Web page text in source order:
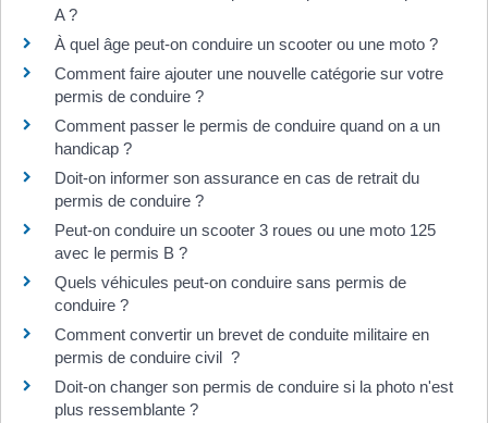
A ?
À quel âge peut-on conduire un scooter ou une moto ?
Comment faire ajouter une nouvelle catégorie sur votre
permis de conduire ?
Comment passer le permis de conduire quand on a un
handicap ?
Doit-on informer son assurance en cas de retrait du
permis de conduire ?
Peut-on conduire un scooter 3 roues ou une moto 125
avec le permis B ?
Quels véhicules peut-on conduire sans permis de
conduire ?
Comment convertir un brevet de conduite militaire en
permis de conduire civil ?
Doit-on changer son permis de conduire si la photo n'est
plus ressemblante ?